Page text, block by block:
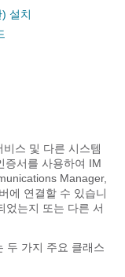
설치
스 및 다른 시스템
증서를 사용하여 IM
Manager,
에 연결할 수 있습니
었는지 또는 다른 서
두 가지 주요 클래스